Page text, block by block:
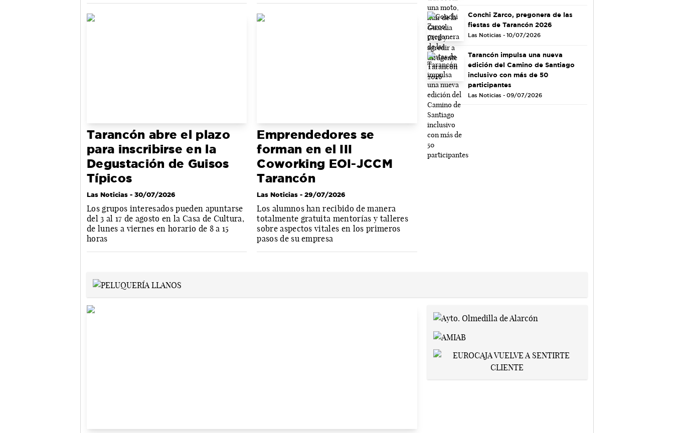
Tarancón abre el plazo
para inscribirse en la
Degustación de Guisos
Típicos
Las Noticias - 30/07/2026
Los grupos interesados pueden apuntarse
del 3 al 17 de agosto en la Casa de Cultura,
de lunes a viernes en horario de 8 a 15
horas
Emprendedores se
forman en el III
Coworking EOI-JCCM
Tarancón
Las Noticias - 29/07/2026
Los alumnos han recibido de manera
totalmente gratuita mentorías y talleres
sobre aspectos vitales en los primeros
pasos de su empresa
Conchi Zarco, pregonera de las
fiestas de Tarancón 2026
Las Noticias - 10/07/2026
Tarancón impulsa una nueva
edición del Camino de Santiago
inclusivo con más de 50
participantes
Las Noticias - 09/07/2026